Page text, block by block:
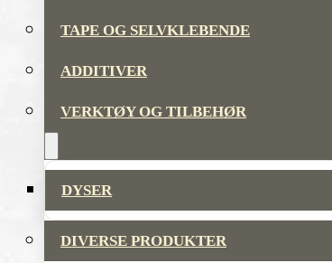
TAPE OG SELVKLEBENDE
ADDITIVER
VERKTØY OG TILBEHØR
DYSER
DIVERSE PRODUKTER